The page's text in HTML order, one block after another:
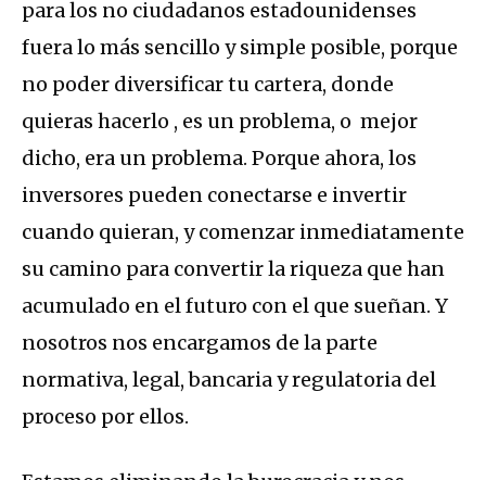
para los no ciudadanos estadounidenses
fuera lo más sencillo y simple posible, porque
no poder diversificar tu cartera, donde
quieras hacerlo , es un problema, o mejor
dicho, era un problema. Porque ahora, los
inversores pueden conectarse e invertir
cuando quieran, y comenzar inmediatamente
su camino para convertir la riqueza que han
acumulado en el futuro con el que sueñan. Y
nosotros nos encargamos de la parte
normativa, legal, bancaria y regulatoria del
proceso por ellos.